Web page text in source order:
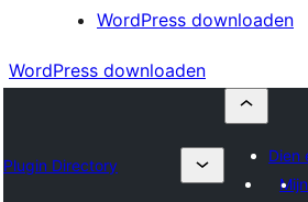
WordPress downloaden
WordPress downloaden
Plugin Directory
Dien